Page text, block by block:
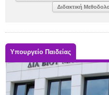
Διδακτική
Υπουργείο Παιδείας